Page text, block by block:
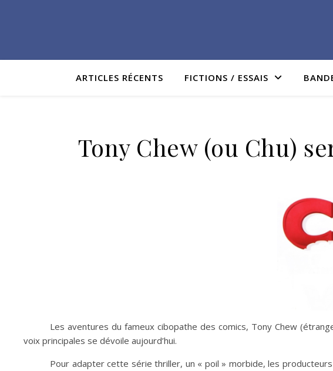
ARTICLES RÉCENTS FICTIONS / ESSAIS
Tony Chew (ou Chu)
Les aventures du fameux cibopathe des comics, Tony Chew
voix principales se dévoile aujourd’hui.
Pour adapter cette série thriller, un « poil » morbide, les